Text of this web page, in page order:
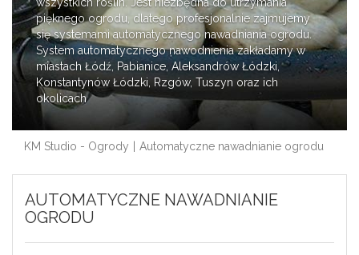
pięknego ogrodu, dlatego profesjonalnie zajmujemy
się systemami automatycznego nawadniania ogrodu.
System automatycznego nawodnienia zakładamy w
miastach Łódź, Pabianice, Aleksandrów Łódzki,
Konstantynów Łódzki, Rzgów, Tuszyn oraz ich
okolicach
KM Studio - Ogrody Automatyczne nawadnianie ogrodu
AUTOMATYCZNE NAWADNIANIE
OGRODU